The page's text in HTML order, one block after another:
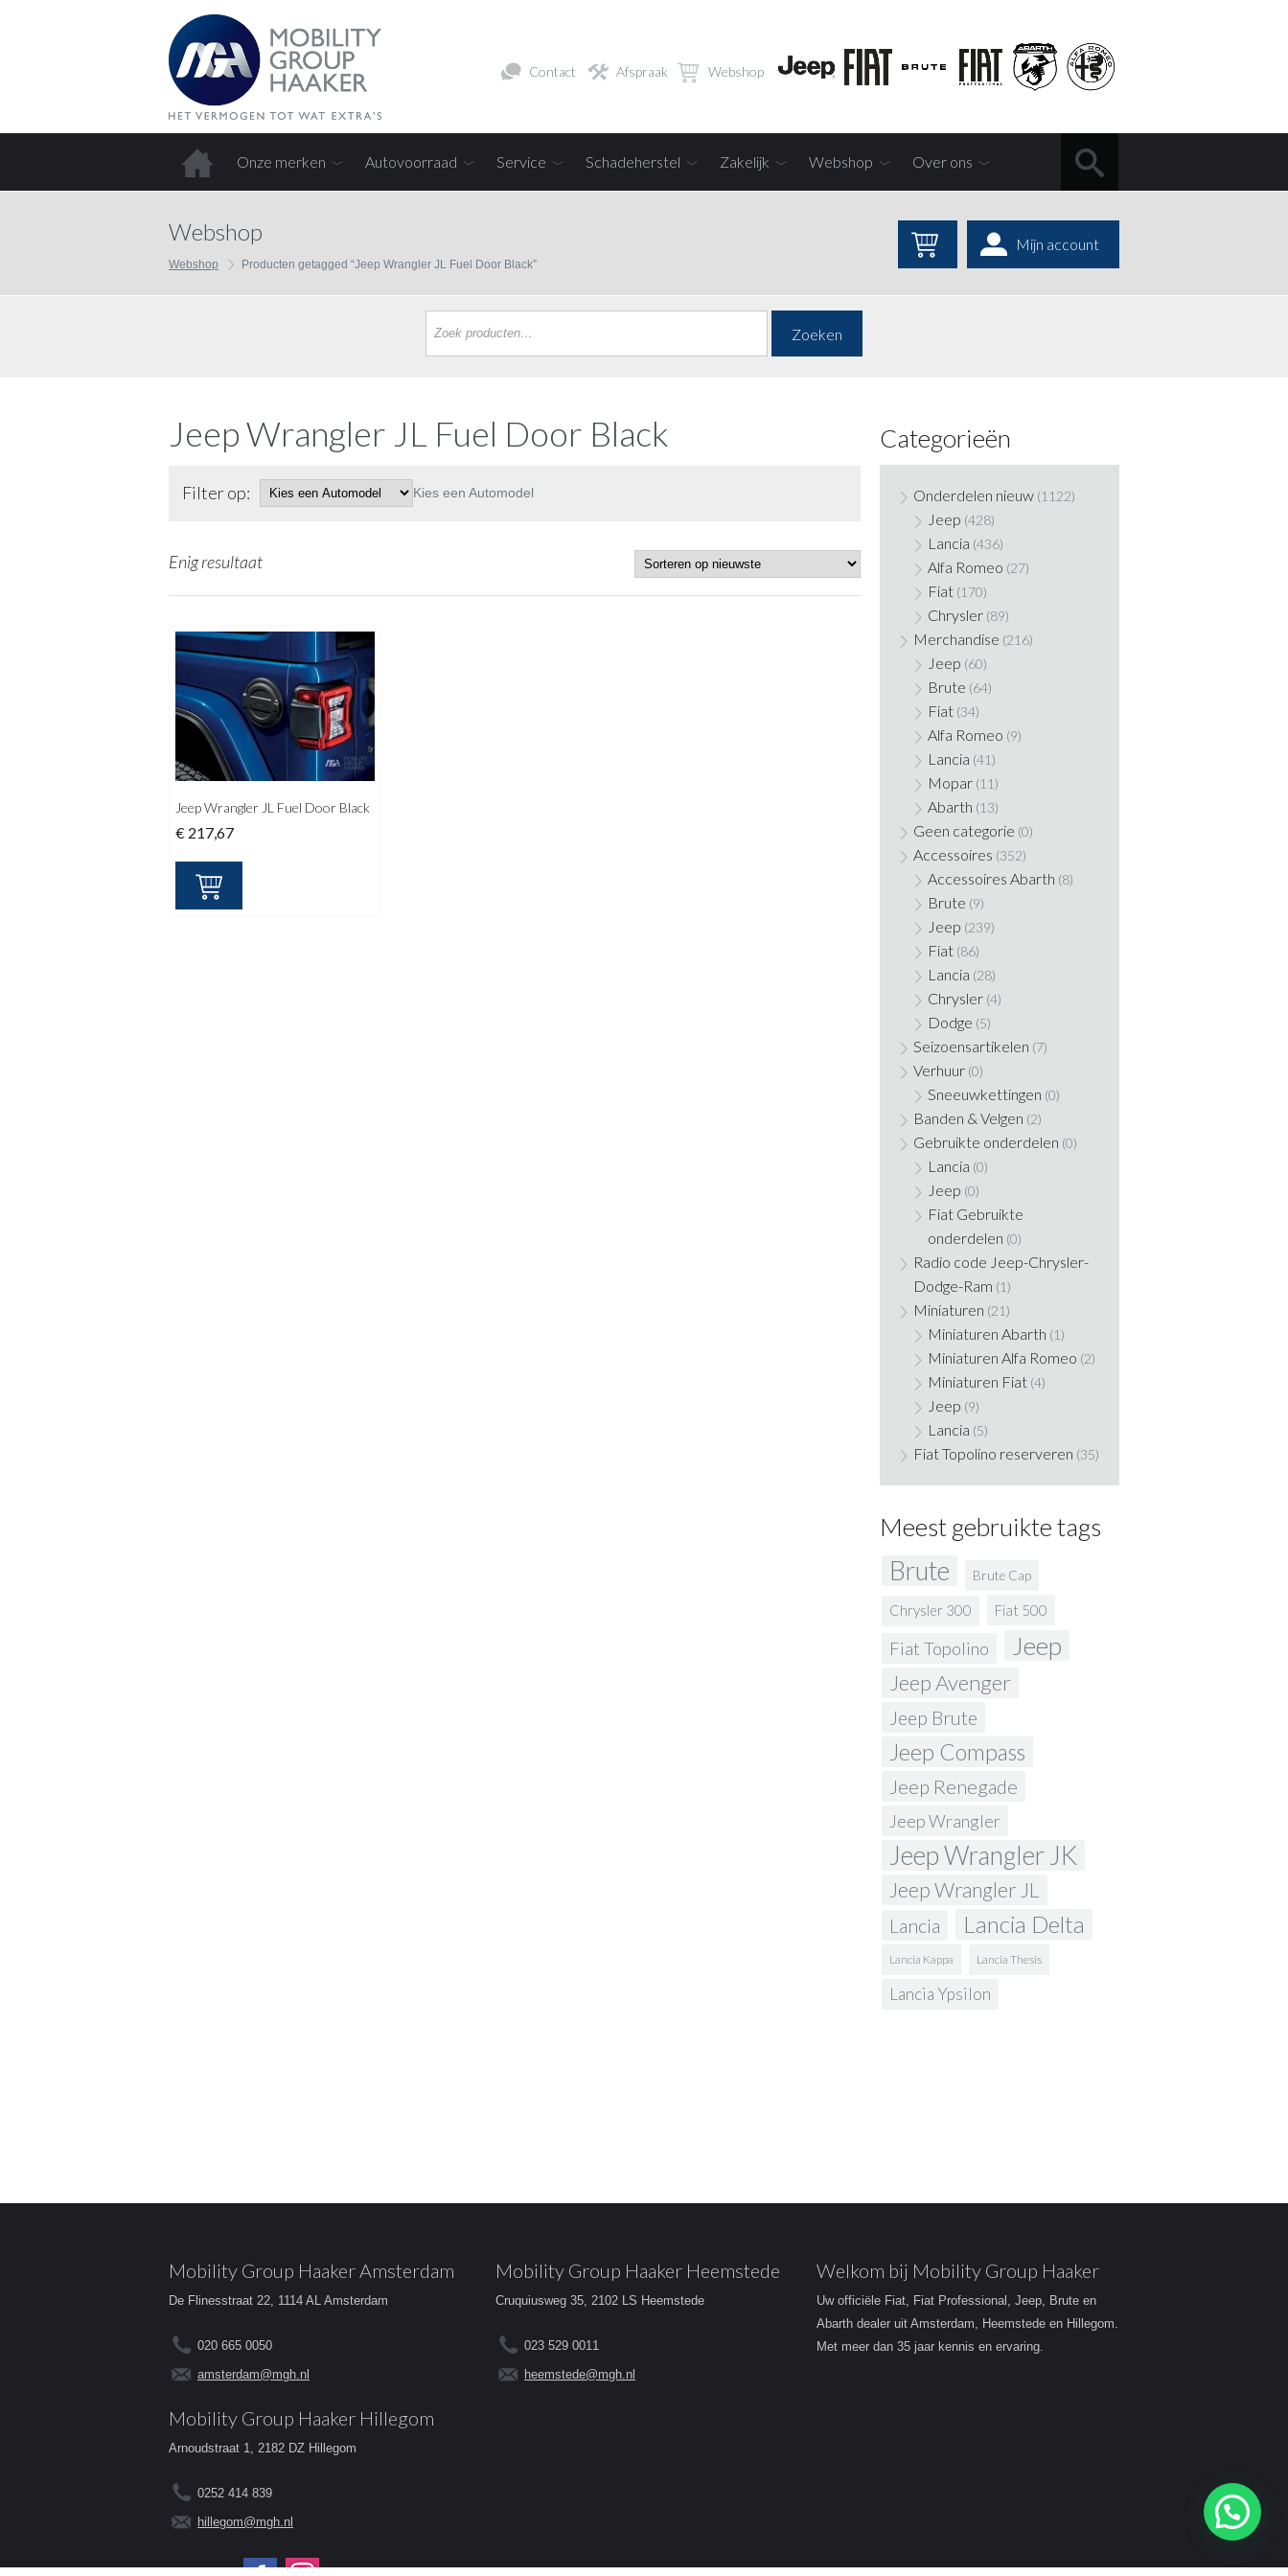
Contact Afspraak Webshop
Onze merken Autovoorraad Service Schadeherstel Zakelijk Webshop Over ons
Webshop
Webshop Producten getagged “Jeep Wrangler JL Fuel Door Black”
Mijn account
Zoeken
Jeep Wrangler JL Fuel Door Black
Filter op: Kies een Automodel
Enig resultaat
Jeep Wrangler JL Fuel Door Black
€ 217,67
Categorieën
Onderdelen nieuw (1122)
Jeep (428)
Lancia (436)
Alfa Romeo (27)
Fiat (170)
Chrysler (89)
Merchandise (216)
Jeep (60)
Brute (64)
Fiat (34)
Alfa Romeo (9)
Lancia (41)
Mopar (11)
Abarth (13)
Geen categorie (0)
Accessoires (352)
Accessoires Abarth (8)
Brute (9)
Jeep (239)
Fiat (86)
Lancia (28)
Chrysler (4)
Dodge (5)
Seizoensartikelen (7)
Verhuur (0)
Sneeuwkettingen (0)
Banden & Velgen (2)
Gebruikte onderdelen (0)
Lancia (0)
Jeep (0)
Fiat Gebruikte
onderdelen (0)
Radio code Jeep-Chrysler-
Dodge-Ram (1)
Miniaturen (21)
Miniaturen Abarth (1)
Miniaturen Alfa Romeo (2)
Miniaturen Fiat (4)
Jeep (9)
Lancia (5)
Fiat Topolino reserveren (35)
Meest gebruikte tags
Brute Brute Cap
Chrysler 300 Fiat 500
Fiat Topolino Jeep
Jeep Avenger
Jeep Brute
Jeep Compass
Jeep Renegade
Jeep Wrangler
Jeep Wrangler JK
Jeep Wrangler JL
Lancia Lancia Delta
Lancia Kappa Lancia Thesis
Lancia Ypsilon
Mobility Group Haaker Amsterdam
De Flinesstraat 22, 1114 AL Amsterdam
020 665 0050
amsterdam@mgh.nl
Mobility Group Haaker Heemstede
Cruquiusweg 35, 2102 LS Heemstede
023 529 0011
heemstede@mgh.nl
Mobility Group Haaker Hillegom
Arnoudstraat 1, 2182 DZ Hillegom
0252 414 839
hillegom@mgh.nl
Volg ons op:
Welkom bij Mobility Group Haaker
Uw officiële Fiat, Fiat Professional, Jeep, Brute en
Abarth dealer uit Amsterdam, Heemstede en Hillegom.
Met meer dan 35 jaar kennis en ervaring.